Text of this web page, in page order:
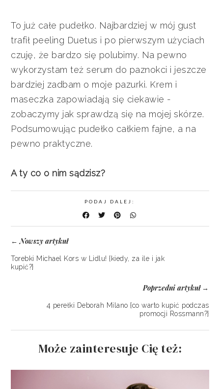
To już całe pudełko. Najbardziej w mój gust
trafił peeling Duetus i po pierwszym użyciach
czuję, że bardzo się polubimy. Na pewno
wykorzystam też serum do paznokci i jeszcze
bardziej zadbam o moje pazurki. Krem i
maseczka zapowiadają się ciekawie -
zobaczymy jak sprawdzą się na mojej skórze.
Podsumowując pudełko całkiem fajne, a na
pewno praktyczne.
A ty co o nim sądzisz?
PODAJ DALEJ:
←Nowszy artykuł
Torebki Michael Kors w Lidlu! {kiedy, za ile i jak
kupić?}
Poprzedni artykuł→
4 perełki Deborah Milano {co warto kupić podczas
promocji Rossmann?}
Może zainteresuje Cię też: